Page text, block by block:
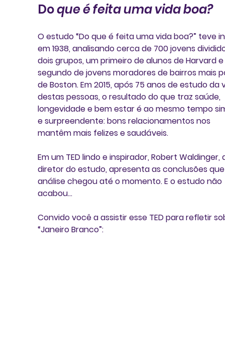
Do que é feita uma vida boa?
O estudo “Do que é feita uma vida boa?” teve
em 1938, analisando cerca de 700 jovens
dois grupos, um primeiro de alunos de Harvard
segundo de jovens moradores de bairros mais
de Boston. Em 2015, após 75 anos de estudo da
destas pessoas, o resultado do que traz saúde,
longevidade e bem estar é ao mesmo tempo
e surpreendente: bons relacionamentos nos
mantêm mais felizes e saudáveis.
Em um TED lindo e inspirador, Robert
diretor do estudo, apresenta as conclusões
análise chegou até o momento. E o estudo não
acabou...
Convido você a assistir esse TED para refletir
“Janeiro Branco”: